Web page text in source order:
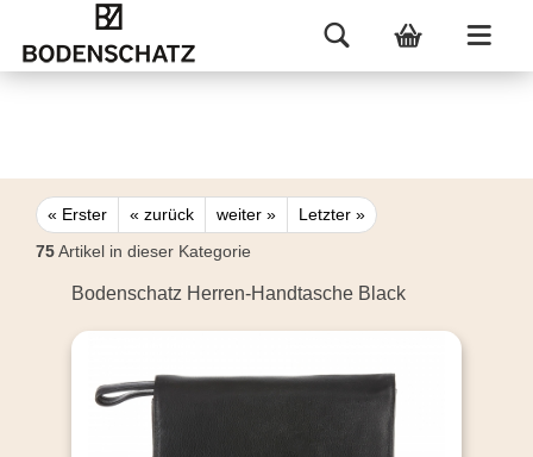
« Erster « zurück weiter »
Letzter »
75Artikel in dieser Kategorie
Bodenschatz Herren-Handtasche Black